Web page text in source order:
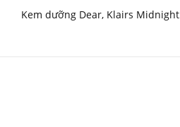
Kem dưỡng Dear, Klairs Midnight